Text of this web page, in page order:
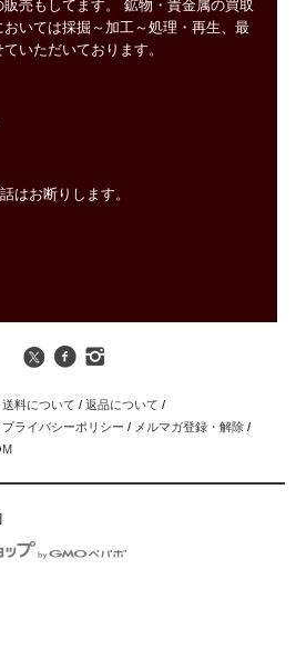
売もしてます。 鉱物・貴金属の買取
いては採掘～加工～処理・再生、最
いただいております。
はお断りします。
料について / 返品について /
プライバシーポリシー / メルマガ登録・解除 /